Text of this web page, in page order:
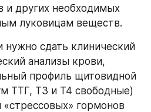
и других необходимых
луковицам веществ.
нужно сдать клинический
анализы крови,
профиль щитовидной
ТТГ, Т3 и Т4 свободные)
гормонов